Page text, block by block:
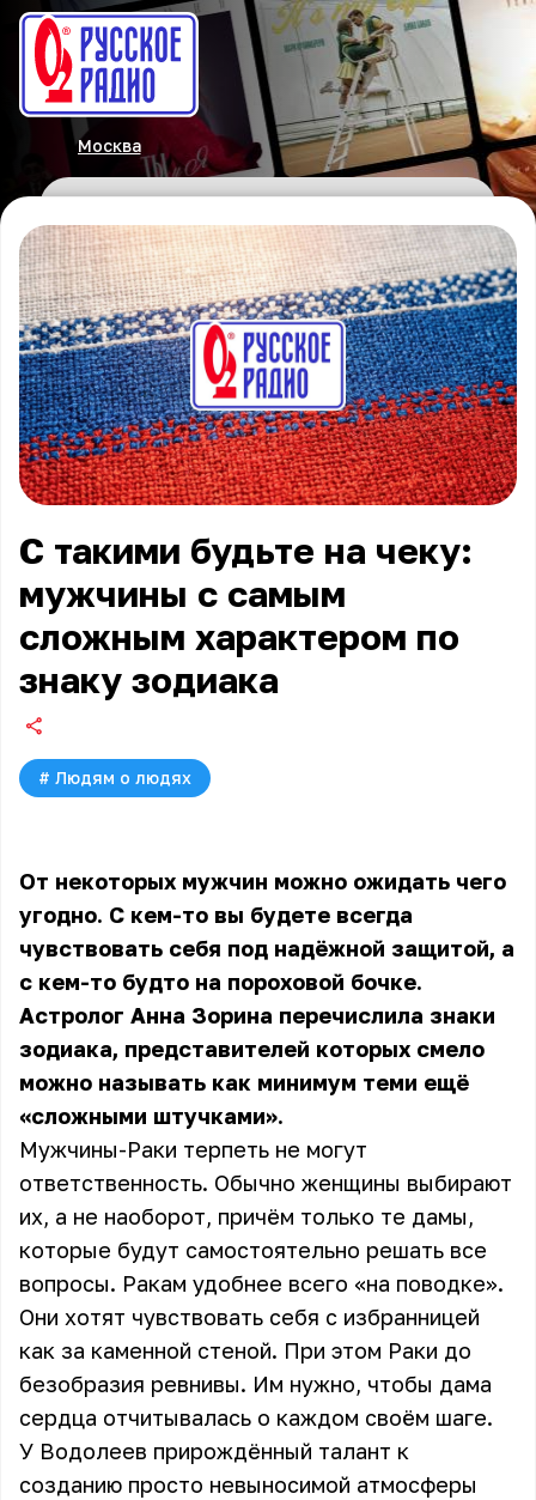
Москва
С такими будьте на чеку:
мужчины с самым
сложным характером по
знаку зодиака
# Людям о людях
От некоторых мужчин можно ожидать чего
угодно. С кем-то вы будете всегда
чувствовать себя под надёжной защитой, а
с кем-то будто на пороховой бочке.
Астролог Анна Зорина перечислила знаки
зодиака, представителей которых смело
можно называть как минимум теми ещё
«сложными штучками».
Мужчины-Раки терпеть не могут
ответственность. Обычно женщины выбирают
их, а не наоборот, причём только те дамы,
которые будут самостоятельно решать все
вопросы. Ракам удобнее всего «на поводке».
Они хотят чувствовать себя с избранницей
как за каменной стеной. При этом Раки до
безобразия ревнивы. Им нужно, чтобы дама
сердца отчитывалась о каждом своём шаге.
У Водолеев прирождённый талант к
созданию просто невыносимой атмосферы